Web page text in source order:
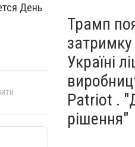
День
Трамп
Україні
Patriot .
рішення"